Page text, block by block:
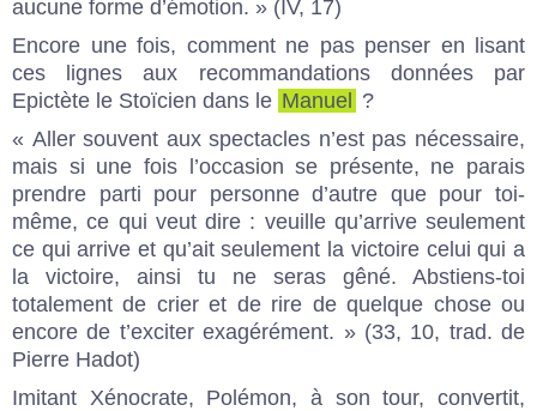
aucune forme d’émotion. » (IV, 17)
Encore une fois, comment ne pas penser en lisant
ces lignes aux recommandations données par
Epictète le Stoïcien dans le Manuel ?
« Aller souvent aux spectacles n’est pas nécessaire,
mais si une fois l’occasion se présente, ne parais
prendre parti pour personne d’autre que pour toi-
même, ce qui veut dire : veuille qu’arrive seulement
ce qui arrive et qu’ait seulement la victoire celui qui a
la victoire, ainsi tu ne seras gêné. Abstiens-toi
totalement de crier et de rire de quelque chose ou
encore de t’exciter exagérément. » (33, 10, trad. de
Pierre Hadot)
Imitant Xénocrate, Polémon, à son tour, convertit,